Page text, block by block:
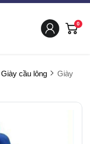
0
Giày cầu lông
Giày